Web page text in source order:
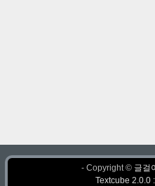
- Copyright © 글걸이
Textcube 2.0.0